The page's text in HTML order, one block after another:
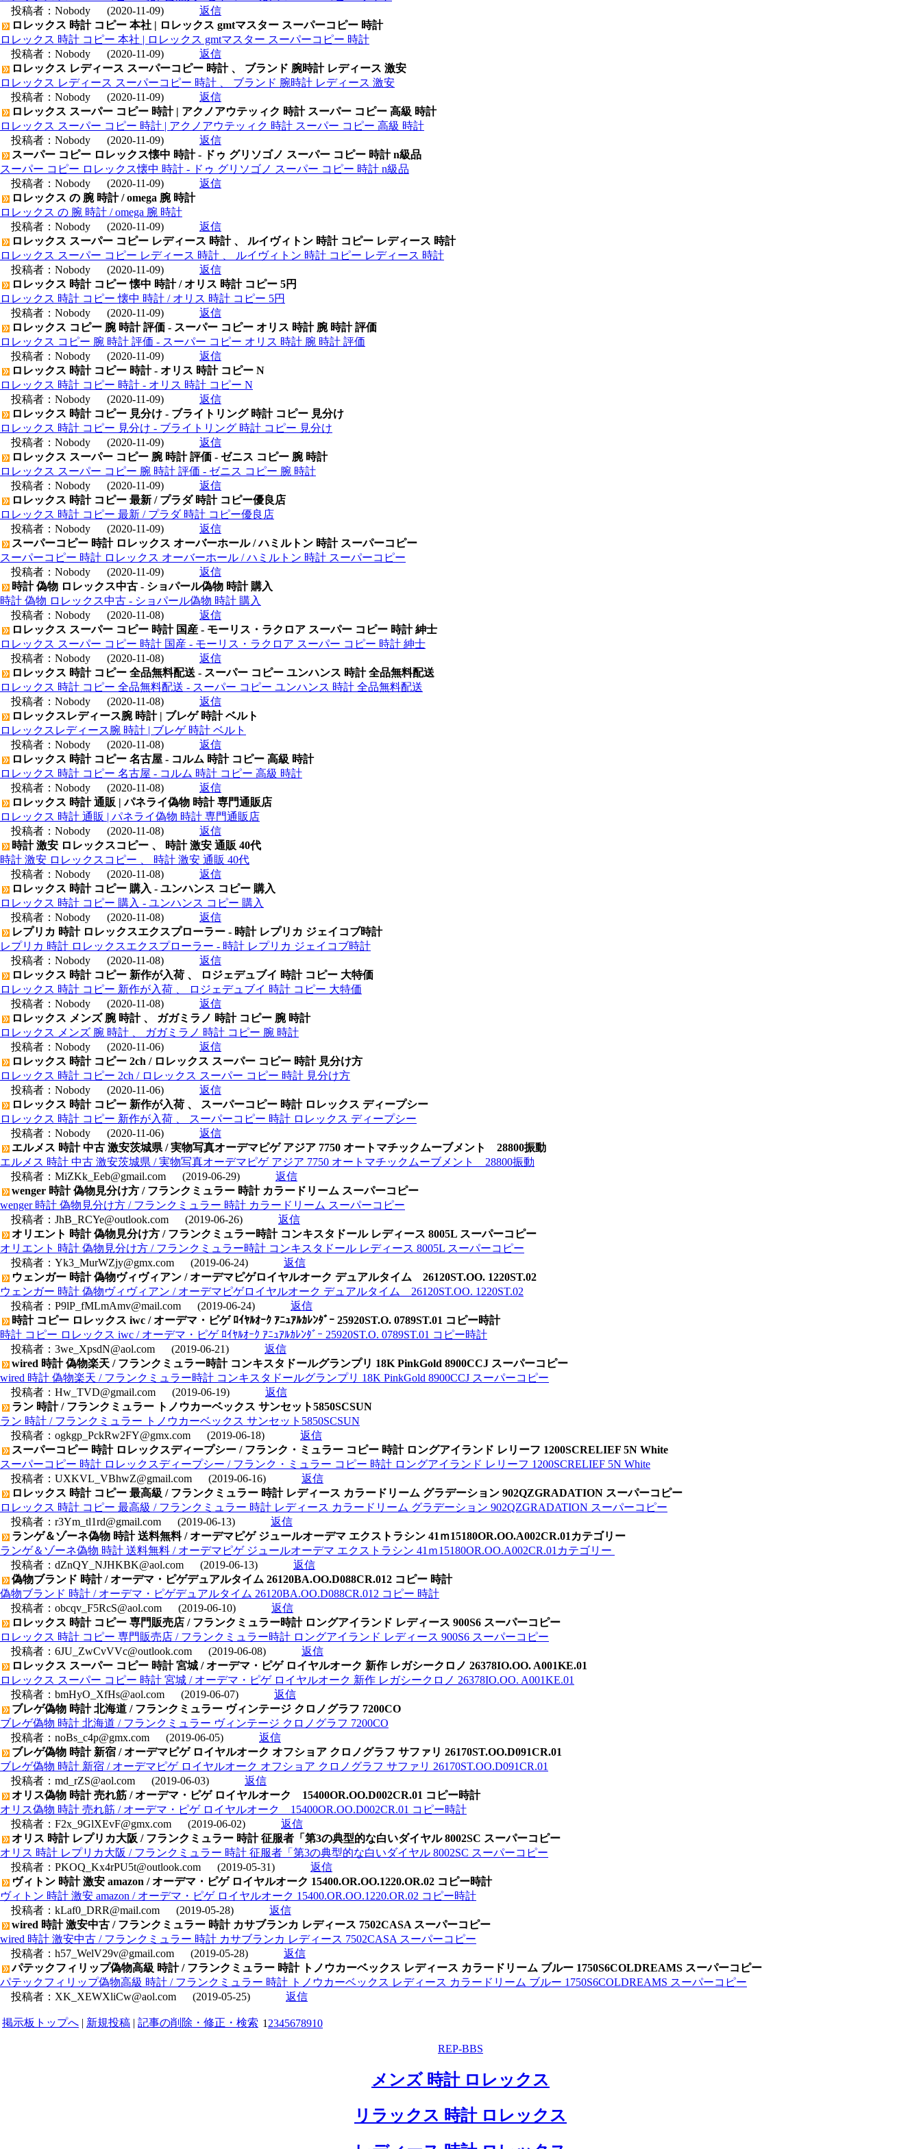
投稿者： Nobody (2020-11-09)
返信
ロレックス 時計 コピー 本社 | ロレックス gmtマスター スーパーコピー 時計
ロレックス 時計 コピー 本社 | ロレックス gmtマスター スーパーコピー 時計
投稿者： Nobody (2020-11-09)
返信
ロレックス レディース スーパーコピー 時計 、 ブランド 腕時計 レディース 激安
ロレックス レディース スーパーコピー 時計 、 ブランド 腕時計 レディース 激安
投稿者： Nobody (2020-11-09)
返信
ロレックス スーパー コピー 時計 | アクノアウテッィク 時計 スーパー コピー 高級 時計
ロレックス スーパー コピー 時計 | アクノアウテッィク 時計 スーパー コピー 高級 時計
投稿者： Nobody (2020-11-09)
返信
スーパー コピー ロレックス懐中 時計 - ドゥ グリソゴノ スーパー コピー 時計 n級品
スーパー コピー ロレックス懐中 時計 - ドゥ グリソゴノ スーパー コピー 時計 n級品
投稿者： Nobody (2020-11-09)
返信
ロレックス の 腕 時計 / omega 腕 時計
ロレックス の 腕 時計 / omega 腕 時計
投稿者： Nobody (2020-11-09)
返信
ロレックス スーパー コピー レディース 時計 、 ルイヴィトン 時計 コピー レディース 時計
ロレックス スーパー コピー レディース 時計 、 ルイヴィトン 時計 コピー レディース 時計
投稿者： Nobody (2020-11-09)
返信
ロレックス 時計 コピー 懐中 時計 / オリス 時計 コピー 5円
ロレックス 時計 コピー 懐中 時計 / オリス 時計 コピー 5円
投稿者： Nobody (2020-11-09)
返信
ロレックス コピー 腕 時計 評価 - スーパー コピー オリス 時計 腕 時計 評価
ロレックス コピー 腕 時計 評価 - スーパー コピー オリス 時計 腕 時計 評価
投稿者： Nobody (2020-11-09)
返信
ロレックス 時計 コピー 時計 - オリス 時計 コピー N
ロレックス 時計 コピー 時計 - オリス 時計 コピー N
投稿者： Nobody (2020-11-09)
返信
ロレックス 時計 コピー 見分け - ブライトリング 時計 コピー 見分け
ロレックス 時計 コピー 見分け - ブライトリング 時計 コピー 見分け
投稿者： Nobody (2020-11-09)
返信
ロレックス スーパー コピー 腕 時計 評価 - ゼニス コピー 腕 時計
ロレックス スーパー コピー 腕 時計 評価 - ゼニス コピー 腕 時計
投稿者： Nobody (2020-11-09)
返信
ロレックス 時計 コピー 最新 / プラダ 時計 コピー優良店
ロレックス 時計 コピー 最新 / プラダ 時計 コピー優良店
投稿者： Nobody (2020-11-09)
返信
スーパーコピー 時計 ロレックス オーバーホール / ハミルトン 時計 スーパーコピー
スーパーコピー 時計 ロレックス オーバーホール / ハミルトン 時計 スーパーコピー
投稿者： Nobody (2020-11-09)
返信
時計 偽物 ロレックス中古 - ショパール偽物 時計 購入
時計 偽物 ロレックス中古 - ショパール偽物 時計 購入
投稿者： Nobody (2020-11-08)
返信
ロレックス スーパー コピー 時計 国産 - モーリス・ラクロア スーパー コピー 時計 紳士
ロレックス スーパー コピー 時計 国産 - モーリス・ラクロア スーパー コピー 時計 紳士
投稿者： Nobody (2020-11-08)
返信
ロレックス 時計 コピー 全品無料配送 - スーパー コピー ユンハンス 時計 全品無料配送
ロレックス 時計 コピー 全品無料配送 - スーパー コピー ユンハンス 時計 全品無料配送
投稿者： Nobody (2020-11-08)
返信
ロレックスレディース腕 時計 | ブレゲ 時計 ベルト
ロレックスレディース腕 時計 | ブレゲ 時計 ベルト
投稿者： Nobody (2020-11-08)
返信
ロレックス 時計 コピー 名古屋 - コルム 時計 コピー 高級 時計
ロレックス 時計 コピー 名古屋 - コルム 時計 コピー 高級 時計
投稿者： Nobody (2020-11-08)
返信
ロレックス 時計 通販 | パネライ偽物 時計 専門通販店
ロレックス 時計 通販 | パネライ偽物 時計 専門通販店
投稿者： Nobody (2020-11-08)
返信
時計 激安 ロレックスコピー 、 時計 激安 通販 40代
時計 激安 ロレックスコピー 、 時計 激安 通販 40代
投稿者： Nobody (2020-11-08)
返信
ロレックス 時計 コピー 購入 - ユンハンス コピー 購入
ロレックス 時計 コピー 購入 - ユンハンス コピー 購入
投稿者： Nobody (2020-11-08)
返信
レプリカ 時計 ロレックスエクスプローラー - 時計 レプリカ ジェイコブ時計
レプリカ 時計 ロレックスエクスプローラー - 時計 レプリカ ジェイコブ時計
投稿者： Nobody (2020-11-08)
返信
ロレックス 時計 コピー 新作が入荷 、 ロジェデュブイ 時計 コピー 大特価
ロレックス 時計 コピー 新作が入荷 、 ロジェデュブイ 時計 コピー 大特価
投稿者： Nobody (2020-11-08)
返信
ロレックス メンズ 腕 時計 、 ガガミラノ 時計 コピー 腕 時計
ロレックス メンズ 腕 時計 、 ガガミラノ 時計 コピー 腕 時計
投稿者： Nobody (2020-11-06)
返信
ロレックス 時計 コピー 2ch / ロレックス スーパー コピー 時計 見分け方
ロレックス 時計 コピー 2ch / ロレックス スーパー コピー 時計 見分け方
投稿者： Nobody (2020-11-06)
返信
ロレックス 時計 コピー 新作が入荷 、 スーパーコピー 時計 ロレックス ディープシー
ロレックス 時計 コピー 新作が入荷 、 スーパーコピー 時計 ロレックス ディープシー
投稿者： Nobody (2020-11-06)
返信
エルメス 時計 中古 激安茨城県 / 実物写真オーデマピゲ アジア 7750 オートマチックムーブメント 28800振動
エルメス 時計 中古 激安茨城県 / 実物写真オーデマピゲ アジア 7750 オートマチックムーブメント 28800振動
投稿者： MiZKk_Eeb@gmail.com (2019-06-29)
返信
wenger 時計 偽物見分け方 / フランクミュラー 時計 カラードリーム スーパーコピー
wenger 時計 偽物見分け方 / フランクミュラー 時計 カラードリーム スーパーコピー
投稿者： JhB_RCYe@outlook.com (2019-06-26)
返信
オリエント 時計 偽物見分け方 / フランクミュラー時計 コンキスタドール レディース 8005L スーパーコピー
オリエント 時計 偽物見分け方 / フランクミュラー時計 コンキスタドール レディース 8005L スーパーコピー
投稿者： Yk3_MurWZjy@gmx.com (2019-06-24)
返信
ウェンガー 時計 偽物ヴィヴィアン / オーデマピゲロイヤルオーク デュアルタイム 26120ST.OO. 1220ST.02
ウェンガー 時計 偽物ヴィヴィアン / オーデマピゲロイヤルオーク デュアルタイム 26120ST.OO. 1220ST.02
投稿者： P9lP_fMLmAmv@mail.com (2019-06-24)
返信
時計 コピー ロレックス iwc / オーデマ・ピゲ ﾛｲﾔﾙｵｰｸ ｱﾆｭｱﾙｶﾚﾝﾀﾞｰ 25920ST.O. 0789ST.01 コピー時計
時計 コピー ロレックス iwc / オーデマ・ピゲ ﾛｲﾔﾙｵｰｸ ｱﾆｭｱﾙｶﾚﾝﾀﾞｰ 25920ST.O. 0789ST.01 コピー時計
投稿者： 3we_XpsdN@aol.com (2019-06-21)
返信
wired 時計 偽物楽天 / フランクミュラー時計 コンキスタドールグランプリ 18K PinkGold 8900CCJ スーパーコピー
wired 時計 偽物楽天 / フランクミュラー時計 コンキスタドールグランプリ 18K PinkGold 8900CCJ スーパーコピー
投稿者： Hw_TVD@gmail.com (2019-06-19)
返信
ラン 時計 / フランクミュラー トノウカーベックス サンセット5850SCSUN
ラン 時計 / フランクミュラー トノウカーベックス サンセット5850SCSUN
投稿者： ogkgp_PckRw2FY@gmx.com (2019-06-18)
返信
スーパーコピー 時計 ロレックスディープシー / フランク・ミュラー コピー 時計 ロングアイランド レリーフ 1200SCRELIEF 5N White
スーパーコピー 時計 ロレックスディープシー / フランク・ミュラー コピー 時計 ロングアイランド レリーフ 1200SCRELIEF 5N White
投稿者： UXKVL_VBhwZ@gmail.com (2019-06-16)
返信
ロレックス 時計 コピー 最高級 / フランクミュラー 時計 レディース カラードリーム グラデーション 902QZGRADATION スーパーコピー
ロレックス 時計 コピー 最高級 / フランクミュラー 時計 レディース カラードリーム グラデーション 902QZGRADATION スーパーコピー
投稿者： r3Ym_tl1rd@gmail.com (2019-06-13)
返信
ランゲ＆ゾーネ偽物 時計 送料無料 / オーデマピゲ ジュールオーデマ エクストラシン 41ｍ15180OR.OO.A002CR.01カテゴリー
ランゲ＆ゾーネ偽物 時計 送料無料 / オーデマピゲ ジュールオーデマ エクストラシン 41ｍ15180OR.OO.A002CR.01カテゴリー
投稿者： dZnQY_NJHKBK@aol.com (2019-06-13)
返信
偽物ブランド 時計 / オーデマ・ピゲデュアルタイム 26120BA.OO.D088CR.012 コピー 時計
偽物ブランド 時計 / オーデマ・ピゲデュアルタイム 26120BA.OO.D088CR.012 コピー 時計
投稿者： obcqv_F5RcS@aol.com (2019-06-10)
返信
ロレックス 時計 コピー 専門販売店 / フランクミュラー時計 ロングアイランド レディース 900S6 スーパーコピー
ロレックス 時計 コピー 専門販売店 / フランクミュラー時計 ロングアイランド レディース 900S6 スーパーコピー
投稿者： 6JU_ZwCvVVc@outlook.com (2019-06-08)
返信
ロレックス スーパー コピー 時計 宮城 / オーデマ・ピゲ ロイヤルオーク 新作 レガシークロノ 26378IO.OO. A001KE.01
ロレックス スーパー コピー 時計 宮城 / オーデマ・ピゲ ロイヤルオーク 新作 レガシークロノ 26378IO.OO. A001KE.01
投稿者： bmHyO_XfHs@aol.com (2019-06-07)
返信
ブレゲ偽物 時計 北海道 / フランクミュラー ヴィンテージ クロノグラフ 7200CO
ブレゲ偽物 時計 北海道 / フランクミュラー ヴィンテージ クロノグラフ 7200CO
投稿者： noBs_c4p@gmx.com (2019-06-05)
返信
ブレゲ偽物 時計 新宿 / オーデマピゲ ロイヤルオーク オフショア クロノグラフ サファリ 26170ST.OO.D091CR.01
ブレゲ偽物 時計 新宿 / オーデマピゲ ロイヤルオーク オフショア クロノグラフ サファリ 26170ST.OO.D091CR.01
投稿者： md_rZS@aol.com (2019-06-03)
返信
オリス偽物 時計 売れ筋 / オーデマ・ピゲ ロイヤルオーク 15400OR.OO.D002CR.01 コピー時計
オリス偽物 時計 売れ筋 / オーデマ・ピゲ ロイヤルオーク 15400OR.OO.D002CR.01 コピー時計
投稿者： F2x_9GlXEvF@gmx.com (2019-06-02)
返信
オリス 時計 レプリカ大阪 / フランクミュラー 時計 征服者「第3の典型的な白いダイヤル 8002SC スーパーコピー
オリス 時計 レプリカ大阪 / フランクミュラー 時計 征服者「第3の典型的な白いダイヤル 8002SC スーパーコピー
投稿者： PKOQ_Kx4rPU5t@outlook.com (2019-05-31)
返信
ヴィトン 時計 激安 amazon / オーデマ・ピゲ ロイヤルオーク 15400.OR.OO.1220.OR.02 コピー時計
ヴィトン 時計 激安 amazon / オーデマ・ピゲ ロイヤルオーク 15400.OR.OO.1220.OR.02 コピー時計
投稿者： kLaf0_DRR@mail.com (2019-05-28)
返信
wired 時計 激安中古 / フランクミュラー 時計 カサブランカ レディース 7502CASA スーパーコピー
wired 時計 激安中古 / フランクミュラー 時計 カサブランカ レディース 7502CASA スーパーコピー
投稿者： h57_WelV29v@gmail.com (2019-05-28)
返信
パテックフィリップ偽物高級 時計 / フランクミュラー 時計 トノウカーベックス レディース カラードリーム ブルー 1750S6COLDREAMS スーパーコピー
パテックフィリップ偽物高級 時計 / フランクミュラー 時計 トノウカーベックス レディース カラードリーム ブルー 1750S6COLDREAMS スーパーコピー
投稿者： XK_XEWXliCw@aol.com (2019-05-25) 返信
掲示板トップへ | 新規投稿 | 記事の削除・修正・検索 1 2345678910
REP-BBS
メンズ 時計 ロレックス
リラックス 時計 ロレックス